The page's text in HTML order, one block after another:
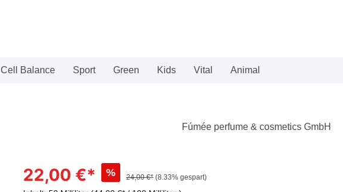
Cell Balance Sport Green Kids Vital Animal
Fúmée perfume & cosmetics GmbH
22,00 €* % 24,00 €* (8.33% gespart)